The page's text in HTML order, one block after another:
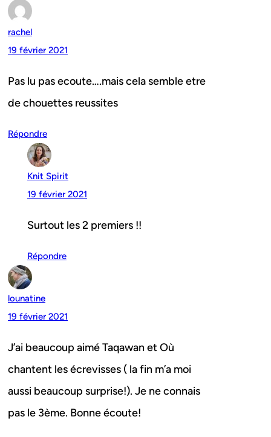
rachel
19 février 2021
Pas lu pas ecoute….mais cela semble etre
de chouettes reussites
Répondre
Knit Spirit
19 février 2021
Surtout les 2 premiers !!
Répondre
lounatine
19 février 2021
J’ai beaucoup aimé Taqawan et Où
chantent les écrevisses ( la fin m’a moi
aussi beaucoup surprise!). Je ne connais
pas le 3ème. Bonne écoute!